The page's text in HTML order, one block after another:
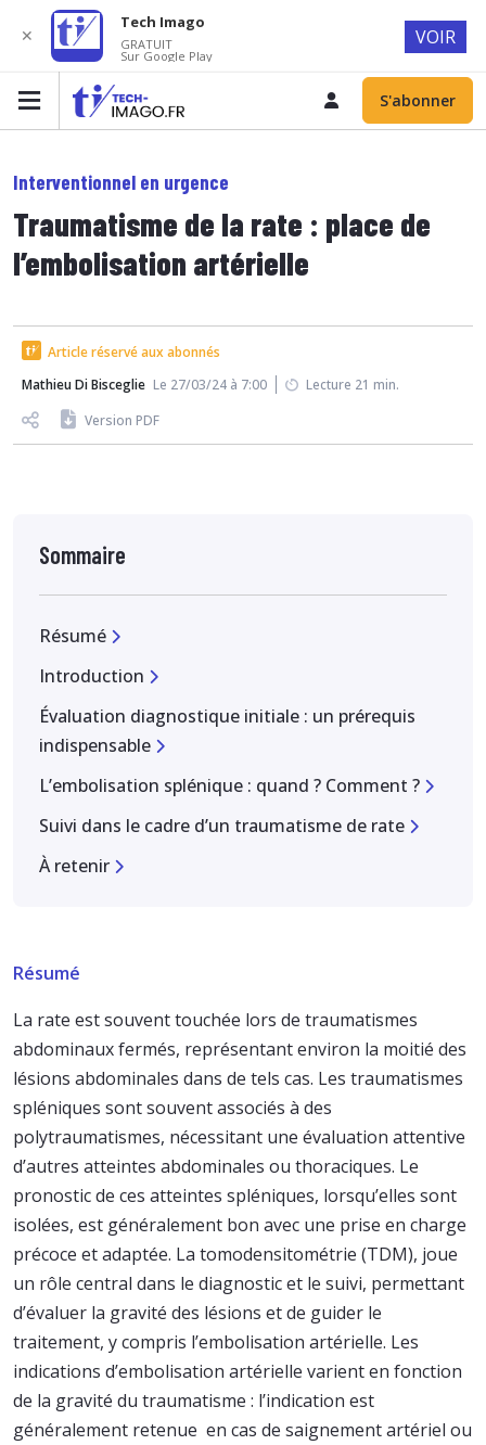
S'abonner
Interventionnel en urgence
Traumatisme de la rate : place de
l’embolisation artérielle
Article réservé aux abonnés
Mathieu Di Bisceglie Le 27/03/24 à 7:00
Lecture 21 min.
Version PDF
Résumé
La rate est souvent touchée lors de traumatismes
abdominaux fermés, représentant environ la moitié des
lésions abdominales dans de tels cas. Les traumatismes
spléniques sont souvent associés à des
polytraumatismes, nécessitant une évaluation attentive
d’autres atteintes abdominales ou thoraciques. Le
pronostic de ces atteintes spléniques, lorsqu’elles sont
isolées, est généralement bon avec une prise en charge
précoce et adaptée. La tomodensitométrie (TDM), joue
un rôle central dans le diagnostic et le suivi, permettant
d’évaluer la gravité des lésions et de guider le
traitement, y compris l’embolisation artérielle. Les
indications d’embolisation artérielle varient en fonction
de la gravité du traumatisme : l’indication est
généralement retenue en cas de saignement artériel ou
Sommaire
Résumé
Introduction
Évaluation diagnostique initiale : un prérequis
indispensable
L’embolisation splénique : quand ? Comment ?
Suivi dans le cadre d’un traumatisme de rate
À retenir
✕
Tech Imago
GRATUIT
Sur Google Play
VOIR